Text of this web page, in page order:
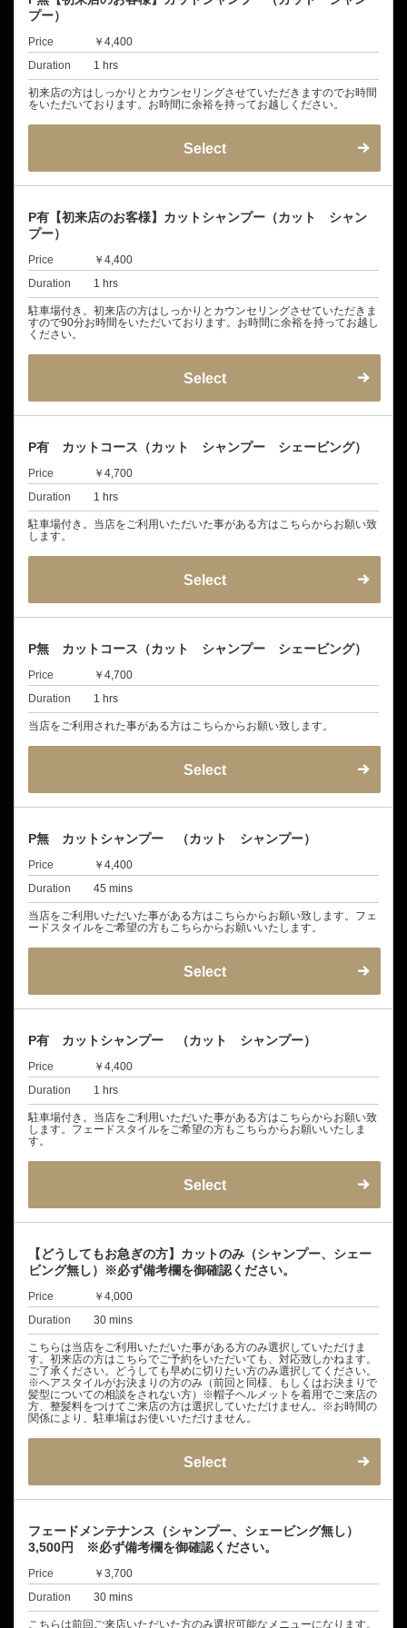
プー）
Price
￥4,400
Duration
1 hrs
初来店の方はしっかりとカウンセリングさせていただきますのでお時間
をいただいております。お時間に余裕を持ってお越しください。
Select
P有【初来店のお客様】カットシャンプー（カット シャン
プー）
Price
￥4,400
Duration
1 hrs
駐車場付き。初来店の方はしっかりとカウンセリングさせていただきま
すので90分お時間をいただいております。お時間に余裕を持ってお越し
ください。
Select
P有 カットコース（カット シャンプー シェービング）
Price
￥4,700
Duration
1 hrs
駐車場付き。当店をご利用いただいた事がある方はこちらからお願い致
します。
Select
P無 カットコース（カット シャンプー シェービング）
Price
￥4,700
Duration
1 hrs
当店をご利用された事がある方はこちらからお願い致します。
Select
P無 カットシャンプー （カット シャンプー）
Price
￥4,400
Duration
45 mins
当店をご利用いただいた事がある方はこちらからお願い致します。フェ
ードスタイルをご希望の方もこちらからお願いいたします。
Select
P有 カットシャンプー （カット シャンプー）
Price
￥4,400
Duration
1 hrs
駐車場付き。当店をご利用いただいた事がある方はこちらからお願い致
します。フェードスタイルをご希望の方もこちらからお願いいたしま
す。
Select
【どうしてもお急ぎの方】カットのみ（シャンプー、シェー
ビング無し）※必ず備考欄を御確認ください。
Price
￥4,000
Duration
30 mins
こちらは当店をご利用いただいた事がある方のみ選択していただけま
す。初来店の方はこちらでご予約をいただいても、対応致しかねます。
ご了承ください。どうしても早めに切りたい方のみ選択してください。
※ヘアスタイルがお決まりの方のみ（前回と同様、もしくはお決まりで
髪型についての相談をされない方）※帽子ヘルメットを着用でご来店の
方、整髪料をつけてご来店の方は選択していただけません。※お時間の
関係により、駐車場はお使いいただけません。
Select
フェードメンテナンス（シャンプー、シェービング無し）
3,500円 ※必ず備考欄を御確認ください。
Price
￥3,700
Duration
30 mins
こちらは前回ご来店いただいた方のみ選択可能なメニューになります。